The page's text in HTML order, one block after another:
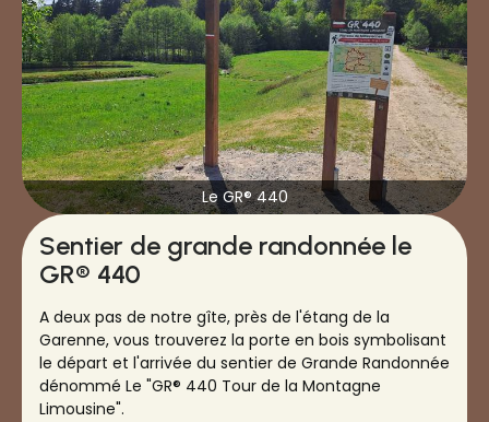
Le GR® 440
Sentier de grande randonnée le
GR® 440
A deux pas de notre gîte, près de l'étang de la
Garenne, vous trouverez la porte en bois symbolisant
le départ et l'arrivée du sentier de Grande Randonnée
dénommé Le "GR® 440 Tour de la Montagne
Limousine".